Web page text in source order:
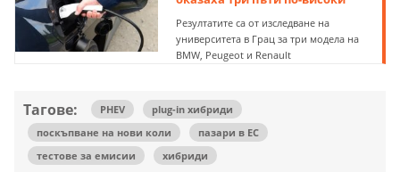
Резултатите са от изследване на
университета в Грац за три модела на
BMW, Peugeot и Renault
Тагове: PHEV
plug-in хибриди
поскъпване на нови коли
пазари в ЕС
тестове за емисии
хибриди